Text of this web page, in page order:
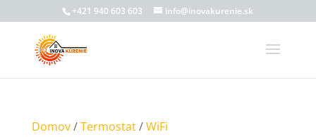
+421 940 603 603 info@inovakurenie.sk
Domov/Termostat/WiFi